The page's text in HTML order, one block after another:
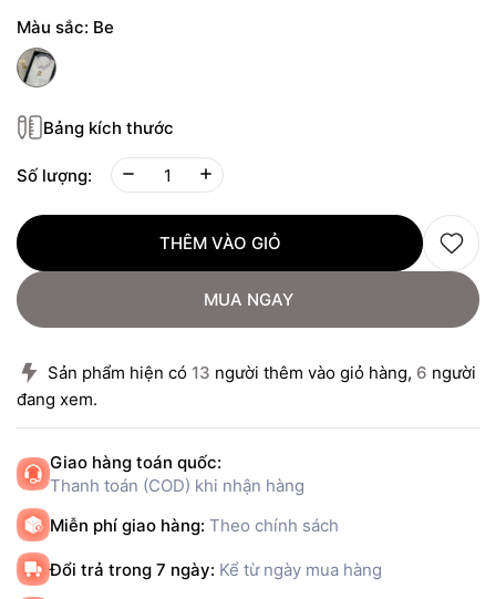
Màu sắc: Be
Bảng kích thước
Số lượng:
THÊM VÀO GIỎ
MUA NGAY
Sản phẩm hiện có 13 người thêm vào giỏ hàng, 6 người
đang xem.
Giao hàng toán quốc:
Thanh toán (COD) khi nhận hàng
Miễn phí giao hàng: Theo chính sách
Đổi trả trong 7 ngày: Kể từ ngày mua hàng